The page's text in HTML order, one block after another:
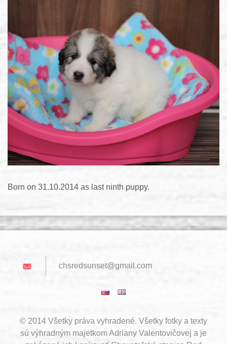
Born on 31.10.2014 as last ninth puppy.
chsredsunset@gmail.com
© 2014 Všetky práva vyhradené. Všetky fotky a texty
sú výhradným majetkom Adriany Valentovičovej a je